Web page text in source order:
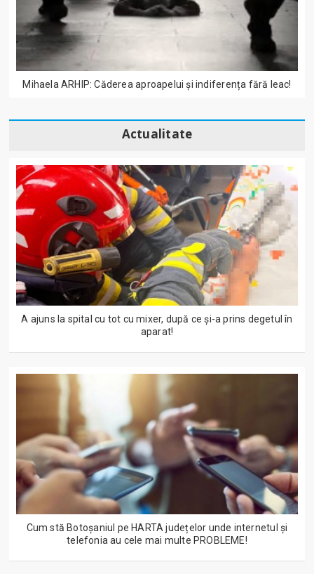
Mihaela ARHIP: Căderea aproapelui și indiferența fără leac!
Actualitate
A ajuns la spital cu tot cu mixer, după ce și-a prins degetul în
aparat!
Cum stă Botoșaniul pe HARTA județelor unde internetul și
telefonia au cele mai multe PROBLEME!